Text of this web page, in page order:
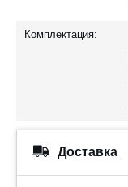
Комплектация:
Доставка